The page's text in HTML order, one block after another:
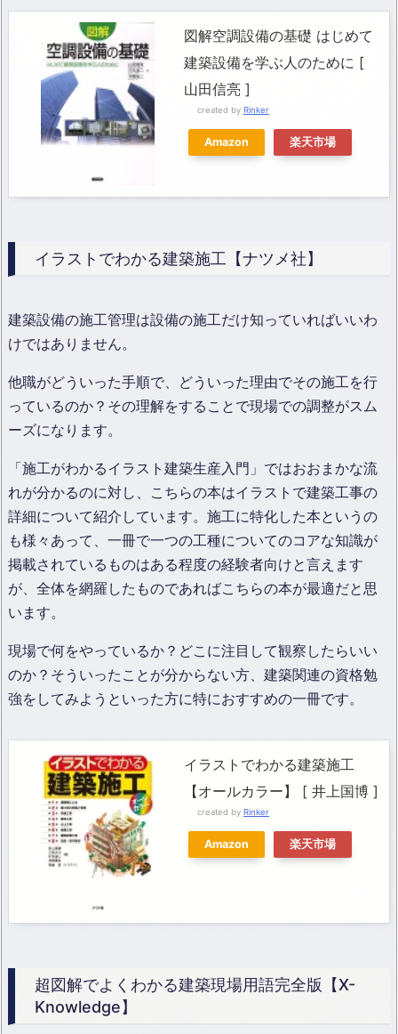
図解空調設備の基礎 はじめて
建築設備を学ぶ人のために [
山田信亮 ]
created by Rinker
Amazon 楽天市場
イラストでわかる建築施工【ナツメ社】
建築設備の施工管理は設備の施工だけ知っていればいいわ
けではありません。
他職がどういった手順で、どういった理由でその施工を行
っているのか？その理解をすることで現場での調整がスム
ーズになります。
「施工がわかるイラスト建築生産入門」ではおおまかな流
れが分かるのに対し、こちらの本はイラストで建築工事の
詳細について紹介しています。施工に特化した本というの
も様々あって、一冊で一つの工種についてのコアな知識が
掲載されているものはある程度の経験者向けと言えます
が、全体を網羅したものであればこちらの本が最適だと思
います。
現場で何をやっているか？どこに注目して観察したらいい
のか？そういったことが分からない方、建築関連の資格勉
強をしてみようといった方に特におすすめの一冊です。
イラストでわかる建築施工
【オールカラー】 [ 井上国博 ]
created by Rinker
Amazon 楽天市場
超図解でよくわかる建築現場用語完全版【X-
Knowledge】